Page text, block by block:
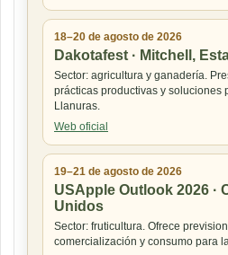
18–20 de agosto de 2026
Dakotafest · Mitchell,
Sector: agricultura y ganadería.
prácticas productivas y soluciones
Llanuras.
Web oficial
19–21 de agosto de 2026
USApple Outlook 2026 ·
Unidos
Sector: fruticultura. Ofrece
comercialización y consumo para